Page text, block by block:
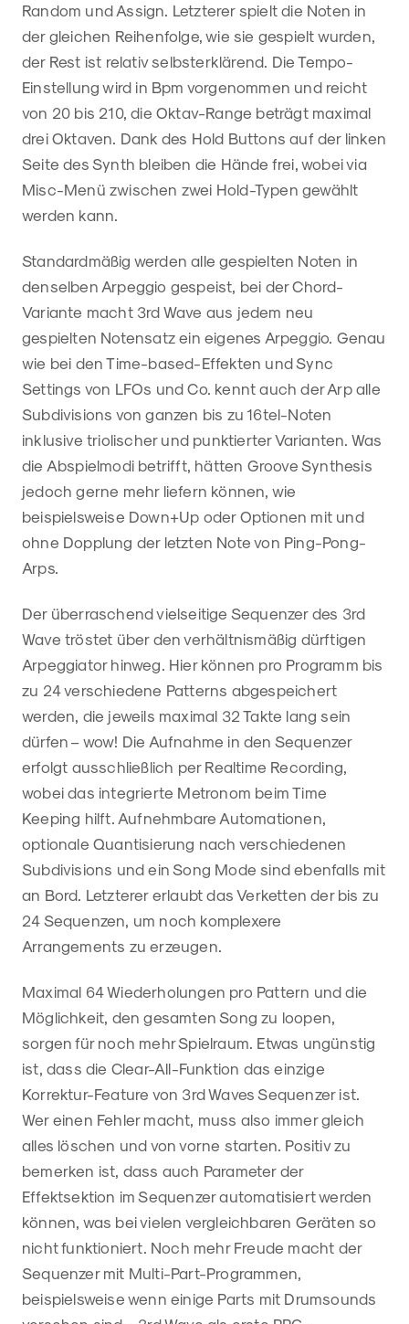
Random und Assign. Letzterer spielt die Noten in
der gleichen Reihenfolge, wie sie gespielt wurden,
der Rest ist relativ selbsterklärend. Die Tempo-
Einstellung wird in Bpm vorgenommen und reicht
von 20 bis 210, die Oktav-Range beträgt maximal
drei Oktaven. Dank des Hold Buttons auf der linken
Seite des Synth bleiben die Hände frei, wobei via
Misc-Menü zwischen zwei Hold-Typen gewählt
werden kann.
Standardmäßig werden alle gespielten Noten in
denselben Arpeggio gespeist, bei der Chord-
Variante macht 3rd Wave aus jedem neu
gespielten Notensatz ein eigenes Arpeggio. Genau
wie bei den Time-based-Effekten und Sync
Settings von LFOs und Co. kennt auch der Arp alle
Subdivisions von ganzen bis zu 16tel-Noten
inklusive triolischer und punktierter Varianten. Was
die Abspielmodi betrifft, hätten Groove Synthesis
jedoch gerne mehr liefern können, wie
beispielsweise Down+Up oder Optionen mit und
ohne Dopplung der letzten Note von Ping-Pong-
Arps.
Der überraschend vielseitige Sequenzer des 3rd
Wave tröstet über den verhältnismäßig dürftigen
Arpeggiator hinweg. Hier können pro Programm bis
zu 24 verschiedene Patterns abgespeichert
werden, die jeweils maximal 32 Takte lang sein
dürfen – wow! Die Aufnahme in den Sequenzer
erfolgt ausschließlich per Realtime Recording,
wobei das integrierte Metronom beim Time
Keeping hilft. Aufnehmbare Automationen,
optionale Quantisierung nach verschiedenen
Subdivisions und ein Song Mode sind ebenfalls mit
an Bord. Letzterer erlaubt das Verketten der bis zu
24 Sequenzen, um noch komplexere
Arrangements zu erzeugen.
Maximal 64 Wiederholungen pro Pattern und die
Möglichkeit, den gesamten Song zu loopen,
sorgen für noch mehr Spielraum. Etwas ungünstig
ist, dass die Clear-All-Funktion das einzige
Korrektur-Feature von 3rd Waves Sequenzer ist.
Wer einen Fehler macht, muss also immer gleich
alles löschen und von vorne starten. Positiv zu
bemerken ist, dass auch Parameter der
Effektsektion im Sequenzer automatisiert werden
können, was bei vielen vergleichbaren Geräten so
nicht funktioniert. Noch mehr Freude macht der
Sequenzer mit Multi-Part-Programmen,
beispielsweise wenn einige Parts mit Drumsounds